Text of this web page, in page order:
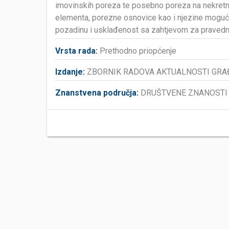
imovinskih poreza te posebno poreza na
elementa, porezne osnovice kao i njezine
pozadinu i usklađenost sa zahtjevom za
Vrsta rada: Prethodno priopćenje
Izdanje: ZBORNIK RADOVA AKTUALNOSTI
Znanstvena područja: DRUŠTVENE ZNANOSTI